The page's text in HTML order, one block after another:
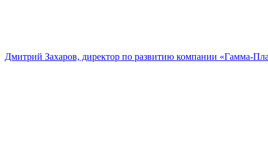
Дмитрий Захаров, директор по развитию компании «Гамма-